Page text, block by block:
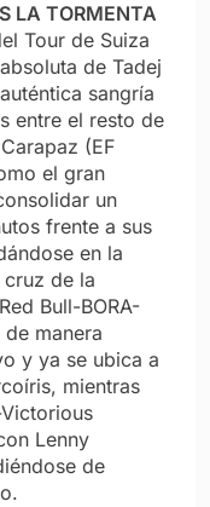
LA TORMENTA
Tour de Suiza
de Tadej
sangría
entre el resto de
(EF
el gran
un
frente a sus
en la
de la
Bull-BORA-
manera
y ya se ubica a
mientras
Lenny
de